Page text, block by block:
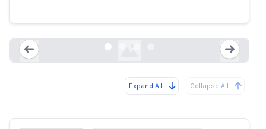
Expand All Collapse All